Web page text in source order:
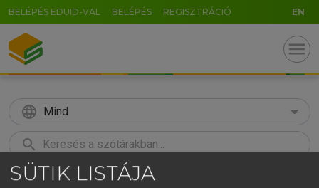
BELÉPÉS EDUID-VAL BELÉPÉS REGISZTRÁCIÓ EN
menu
language Mind
search
KERESÉS
SÜTIK LISTÁJA
GR